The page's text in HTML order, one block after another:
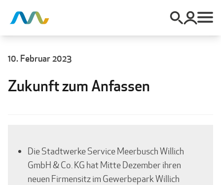
10. Februar 2023
Zukunft zum Anfassen
Die Stadtwerke Service Meerbusch Willich
GmbH & Co. KG hat Mitte Dezember ihren
neuen Firmensitz im Gewerbepark Willich